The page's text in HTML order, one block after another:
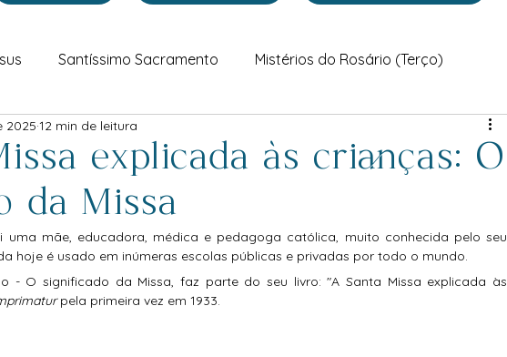
Santíssimo Sacramento Mistérios do Rosário (Terço)
vidente Luz de Maria
do Rosário Mistérios Luminosos do Rosário
Mistérios Gloriosos do Rosário Beata Ana Catarina Emmerick
explicada às crianças: O
da Missa
2025 12 min de leitura
uma mãe, educadora, médica e pedagoga católica, muito conhecida pelo seu
hoje é usado em inúmeras escolas públicas e privadas por todo o mundo.
- O significado da Missa, faz parte do seu livro: "A Santa Missa explicada às
pela primeira vez em 1933.